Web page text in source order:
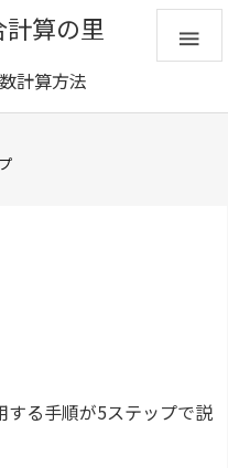
算の里
計算方法

する手順が5ステップで説